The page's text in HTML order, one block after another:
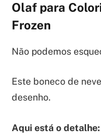
Olaf para
Frozen
Não podemos
Este boneco de
desenho.
Aqui está o detalhe: